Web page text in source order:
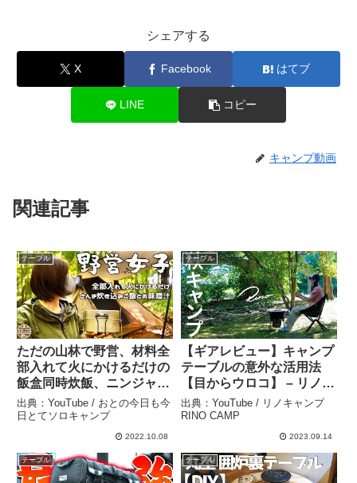
シェアする
X Facebook はてブ
LINE コピー
キャンプ動画
関連記事
テーブル
ただの山林で野営、材料全
部入れて火にかけるだけの
飯盒同時炊飯、ニンジャテ
ント【ソロキャンプ/キャ
ンプ女子】 – おとの今日も
今日とてソロキャンプ
出典：YouTube / おとの今日も今
日とてソロキャンプ
2022.10.08
テーブル
【ギアレビュー】キャンプ
テーブルの意外な活用法
【目からウロコ】 – リノキ
ャンプRINO CAMP
出典：YouTube / リノキャンプ
RINO CAMP
2023.09.14
テーブル テーブル